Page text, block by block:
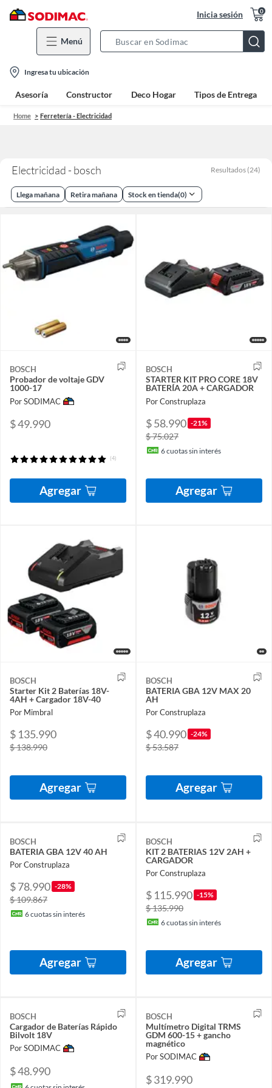
Inicia sesión 0
Menú
Bar
location-
icon
Ingresa tu ubicación
Asesoría Constructor Deco Hogar Tipos de Entrega
Home Ferretería - Electricidad
Electricidad - bosch Resultados (24)
Llega mañana Retira mañana Stock en tienda(0)
BOSCH
Probador de voltaje GDV
1000-17
Por SODIMAC
$ 49.990
(4)
Agregar
BOSCH
STARTER KIT PRO CORE 18V
BATERÍA 20A + CARGADOR
Por Construplaza
$ 58.990 -21%
$ 75.027
6cuotas sin interés
Agregar
BOSCH
Starter Kit 2 Baterías 18V-
4AH + Cargador 18V-40
Por Mimbral
$ 135.990
$ 138.990
Agregar
BOSCH
BATERIA GBA 12V MAX 20
AH
Por Construplaza
$ 40.990 -24%
$ 53.587
Agregar
BOSCH
BATERIA GBA 12V 40 AH
Por Construplaza
$ 78.990 -28%
$ 109.867
6cuotas sin interés
Agregar
BOSCH
KIT 2 BATERIAS 12V 2AH +
CARGADOR
Por Construplaza
$ 115.990 -15%
$ 135.990
6cuotas sin interés
Agregar
BOSCH
Cargador de Baterías Rápido
Bilvolt 18V
Por SODIMAC
$ 48.990
BOSCH
Multímetro Digital TRMS
GDM 600-15 + gancho
magnético
Por SODIMAC
$ 319.990